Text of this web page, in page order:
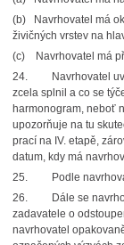
(b)
Navrhovatel má
živičných vrstev na
(c)
Navrhovatel má
24.
Navrhovatel
zcela splnil a co se
harmonogram, neboť
upozorňuje na tu
prací na IV. etapě,
datum, kdy má
25.
Podle
26.
Dále se
zadavatele o
navrhovatel